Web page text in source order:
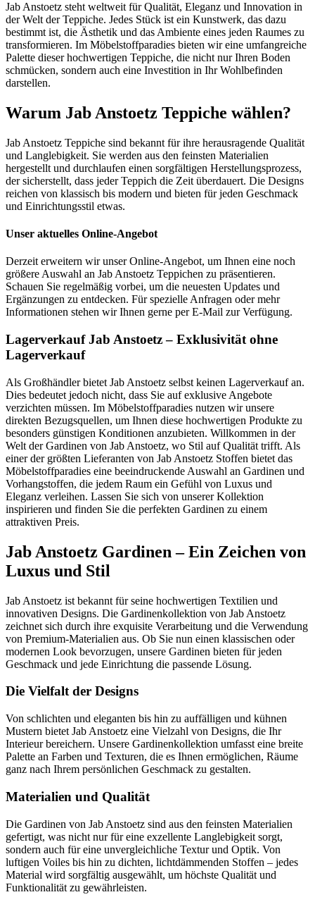
Jab Anstoetz steht weltweit für Qualität, Eleganz und Innovation in
der Welt der Teppiche. Jedes Stück ist ein Kunstwerk, das dazu
bestimmt ist, die Ästhetik und das Ambiente eines jeden Raumes zu
transformieren. Im Möbelstoffparadies bieten wir eine umfangreiche
Palette dieser hochwertigen Teppiche, die nicht nur Ihren Boden
schmücken, sondern auch eine Investition in Ihr Wohlbefinden
darstellen.
Warum Jab Anstoetz Teppiche wählen?
Jab Anstoetz Teppiche sind bekannt für ihre herausragende Qualität
und Langlebigkeit. Sie werden aus den feinsten Materialien
hergestellt und durchlaufen einen sorgfältigen Herstellungsprozess,
der sicherstellt, dass jeder Teppich die Zeit überdauert. Die Designs
reichen von klassisch bis modern und bieten für jeden Geschmack
und Einrichtungsstil etwas.
Unser aktuelles Online-Angebot
Derzeit erweitern wir unser Online-Angebot, um Ihnen eine noch
größere Auswahl an Jab Anstoetz Teppichen zu präsentieren.
Schauen Sie regelmäßig vorbei, um die neuesten Updates und
Ergänzungen zu entdecken. Für spezielle Anfragen oder mehr
Informationen stehen wir Ihnen gerne per E-Mail zur Verfügung.
Lagerverkauf Jab Anstoetz – Exklusivität ohne
Lagerverkauf
Als Großhändler bietet Jab Anstoetz selbst keinen Lagerverkauf an.
Dies bedeutet jedoch nicht, dass Sie auf exklusive Angebote
verzichten müssen. Im Möbelstoffparadies nutzen wir unsere
direkten Bezugsquellen, um Ihnen diese hochwertigen Produkte zu
besonders günstigen Konditionen anzubieten. Willkommen in der
Welt der Gardinen von Jab Anstoetz, wo Stil auf Qualität trifft. Als
einer der größten Lieferanten von Jab Anstoetz Stoffen bietet das
Möbelstoffparadies eine beeindruckende Auswahl an Gardinen und
Vorhangstoffen, die jedem Raum ein Gefühl von Luxus und
Eleganz verleihen. Lassen Sie sich von unserer Kollektion
inspirieren und finden Sie die perfekten Gardinen zu einem
attraktiven Preis.
Jab Anstoetz Gardinen – Ein Zeichen von
Luxus und Stil
Jab Anstoetz ist bekannt für seine hochwertigen Textilien und
innovativen Designs. Die Gardinenkollektion von Jab Anstoetz
zeichnet sich durch ihre exquisite Verarbeitung und die Verwendung
von Premium-Materialien aus. Ob Sie nun einen klassischen oder
modernen Look bevorzugen, unsere Gardinen bieten für jeden
Geschmack und jede Einrichtung die passende Lösung.
Die Vielfalt der Designs
Von schlichten und eleganten bis hin zu auffälligen und kühnen
Mustern bietet Jab Anstoetz eine Vielzahl von Designs, die Ihr
Interieur bereichern. Unsere Gardinenkollektion umfasst eine breite
Palette an Farben und Texturen, die es Ihnen ermöglichen, Räume
ganz nach Ihrem persönlichen Geschmack zu gestalten.
Materialien und Qualität
Die Gardinen von Jab Anstoetz sind aus den feinsten Materialien
gefertigt, was nicht nur für eine exzellente Langlebigkeit sorgt,
sondern auch für eine unvergleichliche Textur und Optik. Von
luftigen Voiles bis hin zu dichten, lichtdämmenden Stoffen – jedes
Material wird sorgfältig ausgewählt, um höchste Qualität und
Funktionalität zu gewährleisten.